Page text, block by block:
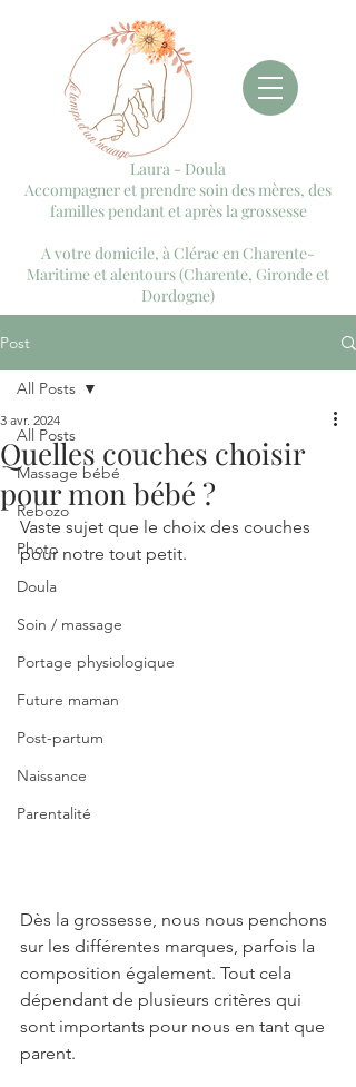
Laura - Doula
Accompagner et prendre soin des mères, des
familles pendant et après la grossesse
A votre domicile, à Clérac en Charente-
Maritime et alentours (Charente, Gironde et
Dordogne)
Post
All Posts
Massage bébé
Rebozo
Photo
Doula
Soin / massage
Portage physiologique
Future maman
Post-partum
Naissance
Parentalité
All Posts
Quelles couches choisir
pour mon bébé ?
3 avr. 2024
Vaste sujet que le choix des couches
pour notre tout petit.
Dès la grossesse, nous nous penchons
sur les différentes marques, parfois la
composition également. Tout cela
dépendant de plusieurs critères qui
sont importants pour nous en tant que
parent.